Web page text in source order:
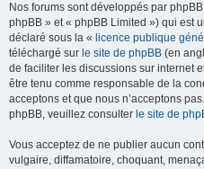
Nos forums sont développés par
phpBB » et « phpBB Limited ») qui est
déclaré sous la « licence publique
téléchargé sur le site de phpBB (en
de faciliter les discussions sur internet
être tenu comme responsable de la
acceptons et que nous n’acceptons
phpBB, veuillez consulter le site de
Vous acceptez de ne publier aucun
vulgaire, diffamatoire, choquant,